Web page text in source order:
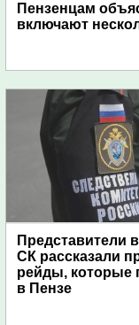
Пензенцам
включают
Представители
СК рассказали
рейды, которые
в Пензе